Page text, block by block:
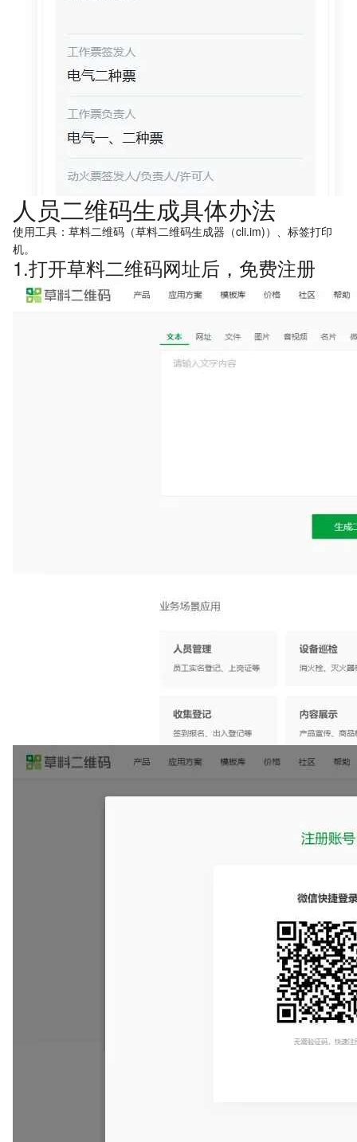
人员二维码生成具体办法
使用工具：草料二维码（草料二维码生成器（cli.im)）、标签打印
机。
1.打开草料二维码网址后，免费注册